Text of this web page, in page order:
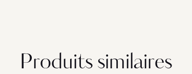
Produits similaires